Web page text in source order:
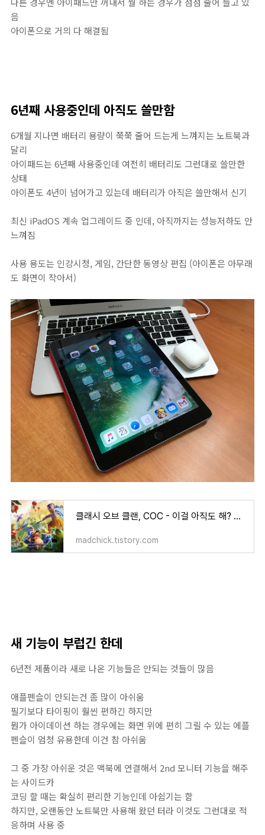
음
아이폰으로 거의 다 해결됨
6년째 사용중인데 아직도 쓸만함
6개월 지나면 배터리 용량이 쭉쭉 줄어 드는게 느껴지는 노트북과
달리
아이패드는 6년째 사용중인데 여전히 배터리도 그런대로 쓸만한
상태
아이폰도 4년이 넘어가고 있는데 배터리가 아직은 쓸만해서 신기
최신 iPadOS 계속 업그레이드 중 인데, 아직까지는 성능저하도 안
느껴짐
사용 용도는 인강시청, 게임, 간단한 동영상 편집 (아이폰은 아무래
도 화면이 작아서)
클래시 오브 클랜, COC - 이걸 아직도 해? 여전히 꾸준히 즐기는 게임
madchick.tistory.com
새 기능이 부럽긴 한데
6년전 제품이라 새로 나온 기능들은 안되는 것들이 많음
애플펜슬이 안되는건 좀 많이 아쉬움
필기보다 타이핑이 훨씬 편하긴 하지만
뭔가 아이데이션 하는 경우에는 화면 위에 편히 그릴 수 있는 에플
펜슬이 엄청 유용한데 이건 참 아쉬움
그 중 가장 아쉬운 것은 맥북에 연결해서 2nd 모니터 기능을 해주
는 사이드카
코딩 할 때는 확실히 편리한 기능인데 아쉽기는 함
하지만, 오랜동안 노트북만 사용해 왔던 터라 이것도 그런대로 적
응하며 사용 중